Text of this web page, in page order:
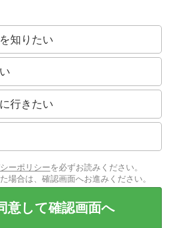
知りたい
行きたい
ーポリシーを必ずお読みください。
場合は、確認画面へお進みください。
意して確認画面へ